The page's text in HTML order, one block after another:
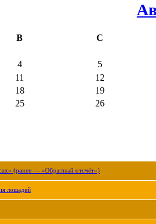
В С
4
5
11
12
18
19
25
26
(ранее — «Обратный отсчёт»)
лошадей